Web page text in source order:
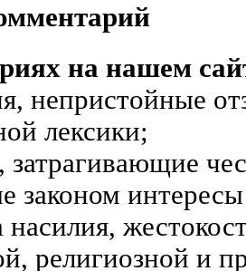
на нашем
непристойные
лексики;
законом
насилия,
религиозной и